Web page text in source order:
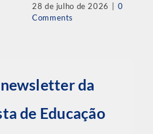
28 de julho de 2026 | 0
Comments
da
de Educação